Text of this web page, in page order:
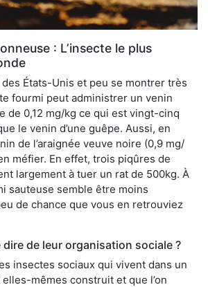
: L’insecte le plus
États-Unis et peu se montrer très
fourmi peut administrer un venin
de 0,12 mg/kg ce qui est vingt-cinq
le venin d’une guêpe. Aussi, en
de l’araignée veuve noire (0,9 mg/
méfier. En effet, trois piqûres de
largement à tuer un rat de 500kg. À
sauteuse semble être moins
de chance que vous en retrouviez
dire de leur organisation sociale ?
insectes sociaux qui vivent dans un
elles-mêmes construit et que l’on